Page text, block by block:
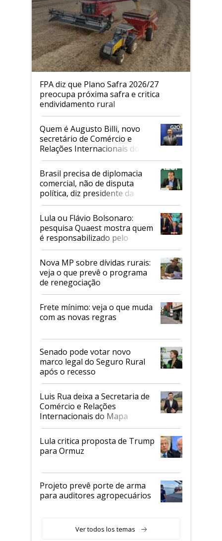
FPA diz que Plano Safra 2026/27
preocupa próxima safra e critica
endividamento rural
Quem é Augusto Billi, novo
secretário de Comércio e
Relações Internacionais do
Mapa
Brasil precisa de diplomacia
comercial, não de disputa
política, diz presidente da
Faesp
Lula ou Flávio Bolsonaro:
pesquisa Quaest mostra quem
é responsabilizado pelo
tarifaço dos EUA
Nova MP sobre dívidas rurais:
veja o que prevê o programa
de renegociação
Frete mínimo: veja o que muda
com as novas regras
Senado pode votar novo
marco legal do Seguro Rural
após o recesso
Luis Rua deixa a Secretaria de
Comércio e Relações
Internacionais do Mapa
Lula critica proposta de Trump
para Ormuz
Projeto prevê porte de arma
para auditores agropecuários
Ver todos los temas